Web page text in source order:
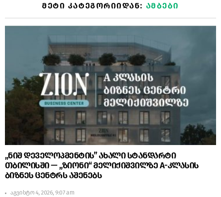
ᲛᲔᲢᲘ ᲙᲐᲢᲔᲒᲝᲠᲘᲘᲓᲐᲜ: ᲐᲛᲑᲔᲑᲘ
„ნიშ დეველოპმენტის” ახალი სტანდარტი
თბილისში — „ზიონი“ მელიქიშვილზე A-კლასის
ბიზნეს ცენტრს აშენებს
აგვისტო 4, 2026, 9:07 am